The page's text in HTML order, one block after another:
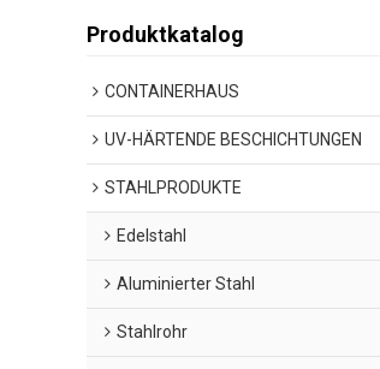
Produktkatalog
CONTAINERHAUS
UV-HÄRTENDE BESCHICHTUNGEN
STAHLPRODUKTE
Edelstahl
Aluminierter Stahl
Stahlrohr